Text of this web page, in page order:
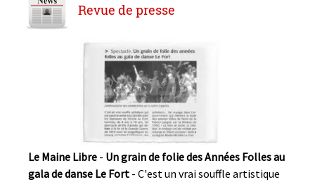
Revue de presse
Le Maine Libre - Un grain de folie des Années Folles au
gala de danse Le Fort - C'est un vrai souffle artistique